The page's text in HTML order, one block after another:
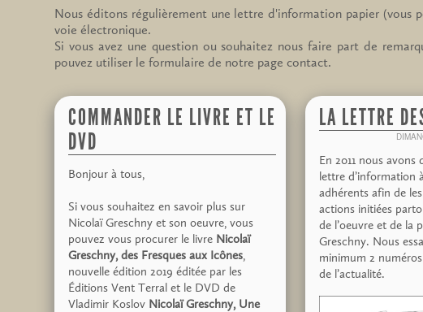
Nous éditons régulièrement une lettre d'information papier (vous
voie électronique.
Si vous avez une question ou souhaitez nous faire part de
pouvez utiliser le formulaire de notre page contact.
COMMANDER LE LIVRE ET LE
DVD
Bonjour à tous,
Si vous souhaitez en savoir plus sur
Nicolaï Greschny et son oeuvre, vous
pouvez vous procurer le livre Nicolaï
Greschny, des Fresques aux Icônes,
nouvelle édition 2019 éditée par les
Éditions Vent Terral et le DVD de
Vladimir Koslov Nicolaï Greschny, Une
LA LETTRE
En 2011 nous avons
lettre d’information
adhérents afin de
actions initiées
de l’oeuvre et de la
Greschny. Nous
minimum 2
de l’actualité.